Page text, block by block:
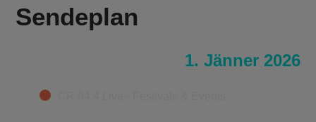
Sendeplan
1. Jänner 2026
Categories